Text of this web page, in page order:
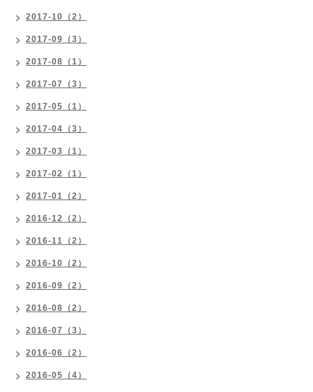
2017-10（2）
2017-09（3）
2017-08（1）
2017-07（3）
2017-05（1）
2017-04（3）
2017-03（1）
2017-02（1）
2017-01（2）
2016-12（2）
2016-11（2）
2016-10（2）
2016-09（2）
2016-08（2）
2016-07（3）
2016-06（2）
2016-05（4）